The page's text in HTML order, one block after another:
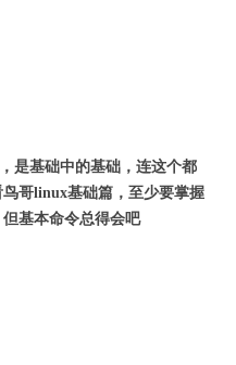
是基础中的基础，连这个都
哥linux基础篇，至少要掌握
基本命令总得会吧